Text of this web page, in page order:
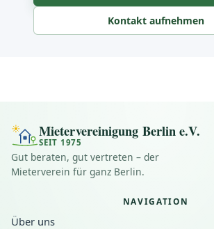
Kontakt aufnehmen
Mietervereinigung Berlin e.V.
SEIT 1975
Gut beraten, gut vertreten – der
Mieterverein für ganz Berlin.
NAVIGATION
Über uns